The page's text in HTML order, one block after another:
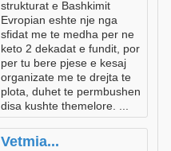
strukturat e Bashkimit
Evropian eshte nje nga
sfidat me te medha per ne
keto 2 dekadat e fundit, por
per tu bere pjese e kesaj
organizate me te drejta te
plota, duhet te permbushen
disa kushte themelore. ...
Vetmia...